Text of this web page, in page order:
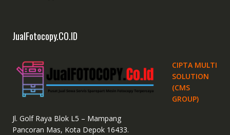
JualFotocopy.CO.ID
CIPTA MULTI
SOLUTION
(CMS
GROUP)
Jl. Golf Raya Blok L5 – Mampang
Pancoran Mas, Kota Depok 16433.